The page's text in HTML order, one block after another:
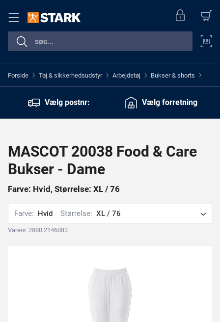
Forside > Tøj & sikkerhedsudstyr > Arbejdstøj > Bukser & shorts >
Vælg postnr: Vælg forretning
MASCOT 20038 Food & Care
Bukser - Dame
Farve: Hvid, Størrelse: XL / 76
Farve: Hvid Størrelse: XL / 76
Varenr. 2880 2146083